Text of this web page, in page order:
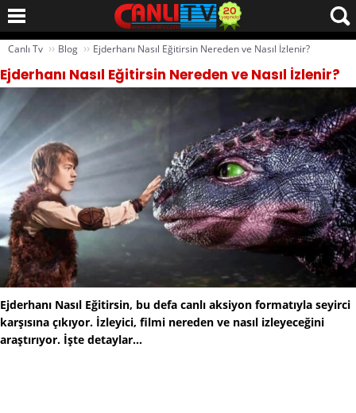
Canlı Tv ›› Blog ›› Ejderhanı Nasıl Eğitirsin Nereden ve Nasıl İzlenir?
Ejderhanı Nasıl Eğitirsin Nereden ve Nasıl İzlenir?
Ejderhanı Nasıl Eğitirsin, bu defa canlı aksiyon formatıyla seyirci
karşısına çıkıyor. İzleyici, filmi nereden ve nasıl izleyeceğini
araştırıyor. İşte detaylar...